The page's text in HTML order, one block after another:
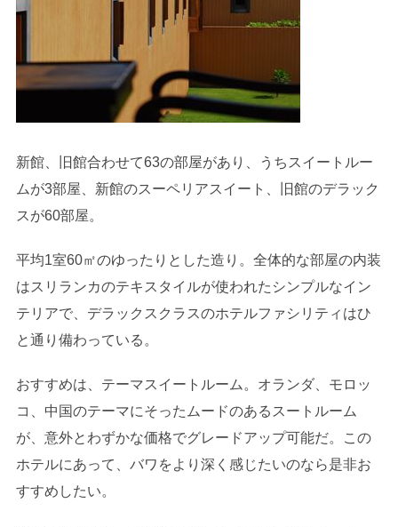
新館、旧館合わせて63の部屋があり、うちスイートルー
ムが3部屋、新館のスーペリアスイート、旧館のデラック
スが60部屋。
平均1室60㎡のゆったりとした造り。全体的な部屋の内装
はスリランカのテキスタイルが使われたシンプルなイン
テリアで、デラックスクラスのホテルファシリティはひ
と通り備わっている。
おすすめは、テーマスイートルーム。オランダ、モロッ
コ、中国のテーマにそったムードのあるスートルーム
が、意外とわずかな価格でグレードアップ可能だ。この
ホテルにあって、バワをより深く感じたいのなら是非お
すすめしたい。